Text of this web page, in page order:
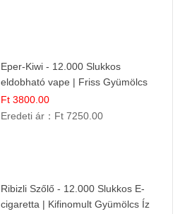
Eper-Kiwi - 12.000 Slukkos
eldobható vape | Friss Gyümölcs
Kombináció
Ft 3800.00
Eredeti ár： Ft 7250.00
Ribizli Szőlő - 12.000 Slukkos E-
cigaretta | Kifinomult Gyümölcs Íz